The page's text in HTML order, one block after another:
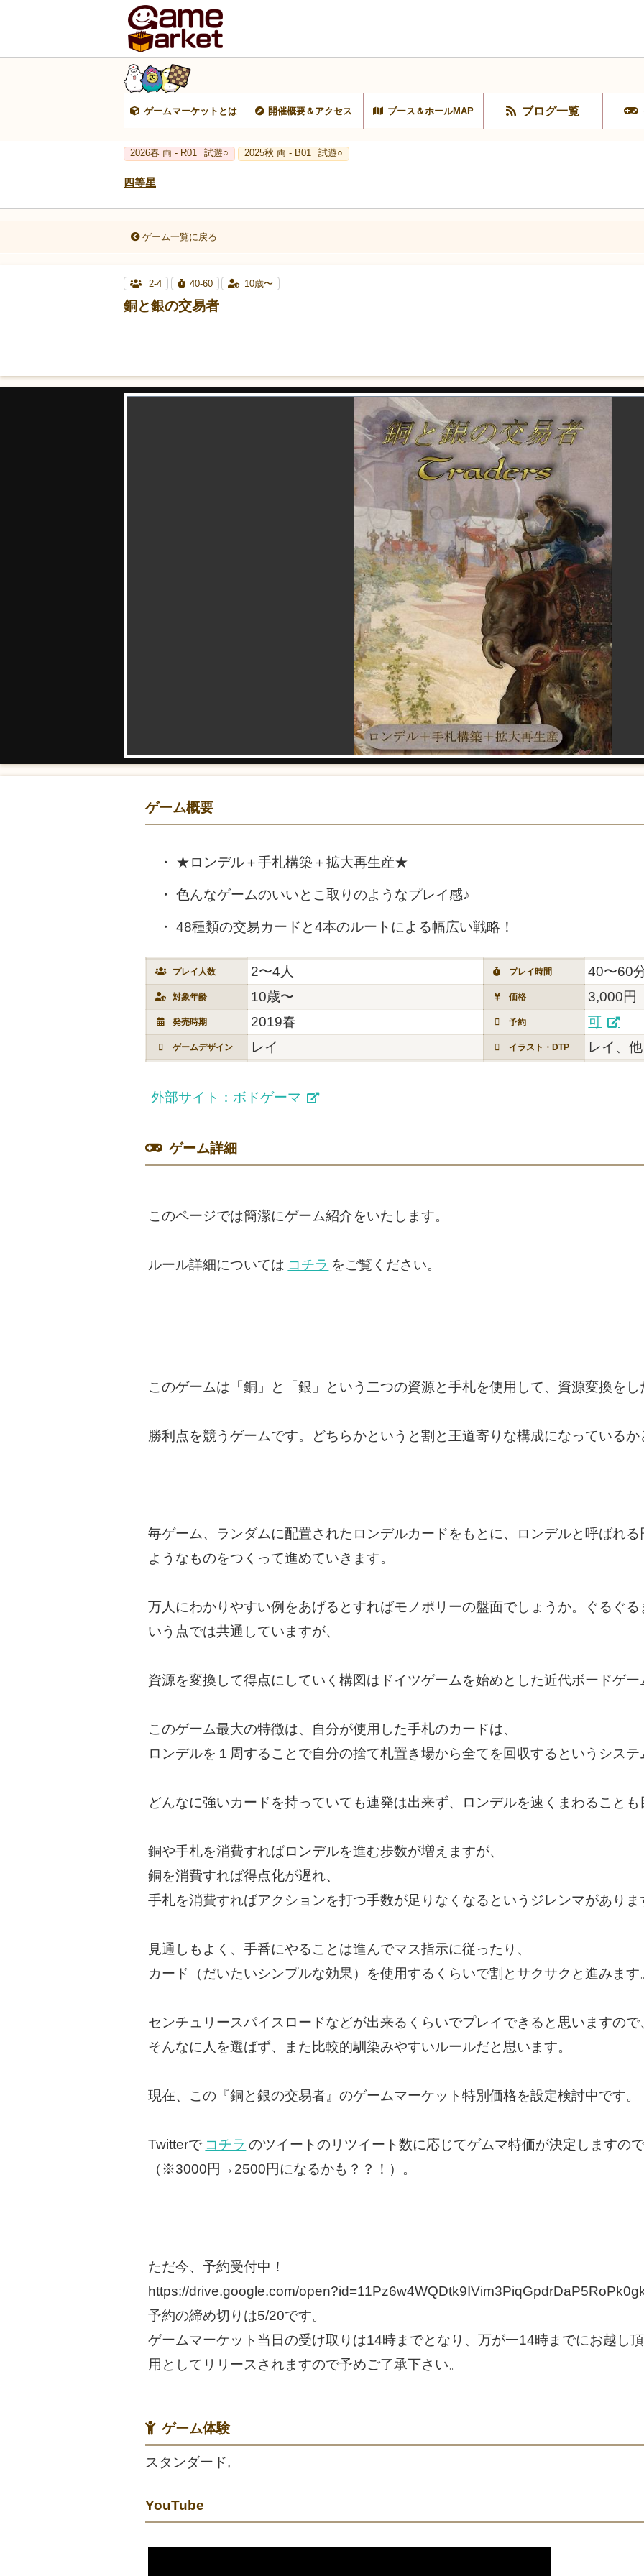
ゲームマーケットとは 開催概要＆アクセス ブース＆ホールMAP ブログ一覧
2026春 両 - R01 試遊○ 2025秋 両 - B01 試遊○
四等星
ゲーム一覧に戻る
2-4 40-60 10歳〜
銅と銀の交易者
ゲーム概要
★ロンデル＋手札構築＋拡大再生産★
色んなゲームのいいとこ取りのようなプレイ感♪
48種類の交易カードと4本のルートによる幅広い戦略！
プレイ人数 2〜4人 プレイ時間 40〜60
対象年齢 10歳〜 価格 3,000円
発売時期 2019春 予約 可
ゲームデザイン レイ イラスト・DTP レイ、他
外部サイト：ボドゲーマ
ゲーム詳細
このページでは簡潔にゲーム紹介をいたします。
ルール詳細については コチラ をご覧ください。
このゲームは「銅」と「銀」という二つの資源と手札を使用して、資源変換を
勝利点を競うゲームです。どちらかというと割と王道寄りな構成になっている
毎ゲーム、ランダムに配置されたロンデルカードをもとに、ロンデルと呼ばれ
ようなものをつくって進めていきます。
万人にわかりやすい例をあげるとすればモノポリーの盤面でしょうか。ぐるぐ
いう点では共通していますが、
資源を変換して得点にしていく構図はドイツゲームを始めとした近代ボードゲ
このゲーム最大の特徴は、自分が使用した手札のカードは、
ロンデルを１周することで自分の捨て札置き場から全てを回収するというシス
どんなに強いカードを持っていても連発は出来ず、ロンデルを速くまわること
銅や手札を消費すればロンデルを進む歩数が増えますが、
銅を消費すれば得点化が遅れ、
手札を消費すればアクションを打つ手数が足りなくなるというジレンマがありま
見通しもよく、手番にやることは進んでマス指示に従ったり、
カード（だいたいシンプルな効果）を使用するくらいで割とサクサクと進みます
センチュリースパイスロードなどが出来るくらいでプレイできると思いますので
そんなに人を選ばず、また比較的馴染みやすいルールだと思います。
現在、この『銅と銀の交易者』のゲームマーケット特別価格を設定検討中です。
Twitterで コチラ のツイートのリツイート数に応じてゲムマ特価が決定しますの
（※3000円→2500円になるかも？？！）。
ただ今、予約受付中！
https://drive.google.com/
予約の締め切りは5/20です。
ゲームマーケット当日の受け取りは14時までとなり、万が一14時までにお越し
用としてリリースされますので予めご了承下さい。
ゲーム体験
スタンダード,
YouTube